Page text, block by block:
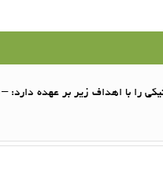
را با اهداف زیر بر عهده